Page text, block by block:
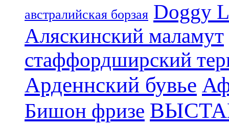
aвстралийская борзая Doggy
Аляскинский маламут
стаффордширский
Арденнский бувье
Бишон фризе